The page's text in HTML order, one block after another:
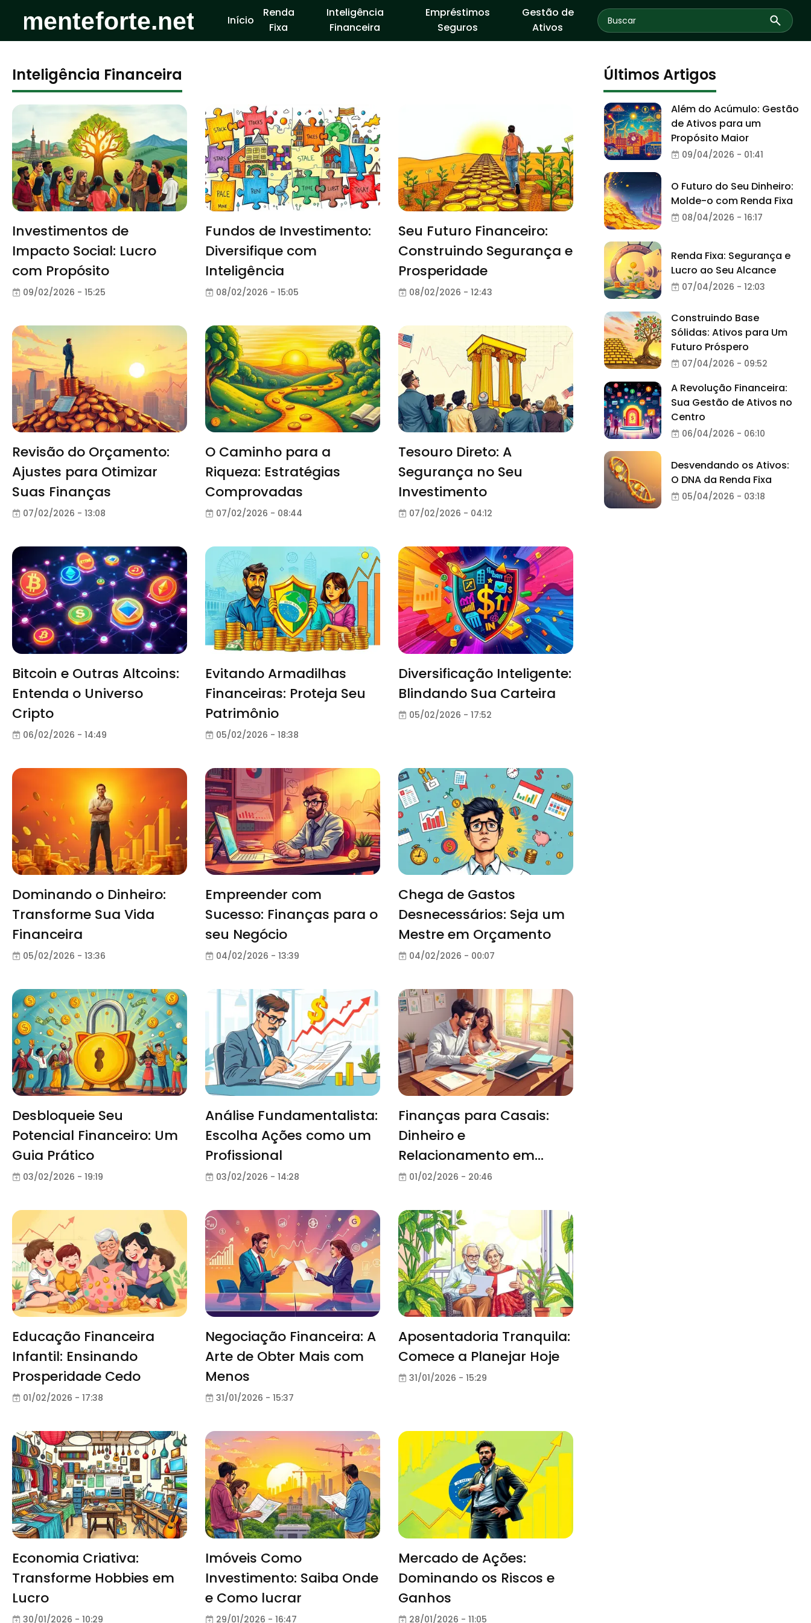
Início
Renda
Fixa
Inteligência
Financeira
Empréstimos
Seguros
Gestão de
Ativos
Inteligência Financeira
Investimentos de
Impacto Social: Lucro
com Propósito
09/02/2026 - 15:25
Fundos de Investimento:
Diversifique com
Inteligência
08/02/2026 - 15:05
Seu Futuro Financeiro:
Construindo Segurança e
Prosperidade
08/02/2026 - 12:43
Revisão do Orçamento:
Ajustes para Otimizar
Suas Finanças
07/02/2026 - 13:08
O Caminho para a
Riqueza: Estratégias
Comprovadas
07/02/2026 - 08:44
Tesouro Direto: A
Segurança no Seu
Investimento
07/02/2026 - 04:12
Bitcoin e Outras Altcoins:
Entenda o Universo
Cripto
06/02/2026 - 14:49
Evitando Armadilhas
Financeiras: Proteja Seu
Patrimônio
05/02/2026 - 18:38
Diversificação Inteligente:
Blindando Sua Carteira
05/02/2026 - 17:52
Dominando o Dinheiro:
Transforme Sua Vida
Financeira
05/02/2026 - 13:36
Empreender com
Sucesso: Finanças para o
seu Negócio
04/02/2026 - 13:39
Chega de Gastos
Desnecessários: Seja um
Mestre em Orçamento
04/02/2026 - 00:07
Desbloqueie Seu
Potencial Financeiro: Um
Guia Prático
03/02/2026 - 19:19
Análise Fundamentalista:
Escolha Ações como um
Profissional
03/02/2026 - 14:28
Finanças para Casais:
Dinheiro e
Relacionamento em
Harmonia
01/02/2026 - 20:46
Educação Financeira
Infantil: Ensinando
Prosperidade Cedo
01/02/2026 - 17:38
Negociação Financeira: A
Arte de Obter Mais com
Menos
31/01/2026 - 15:37
Aposentadoria Tranquila:
Comece a Planejar Hoje
31/01/2026 - 15:29
Economia Criativa:
Transforme Hobbies em
Lucro
30/01/2026 - 10:29
Imóveis Como
Investimento: Saiba Onde
e Como lucrar
29/01/2026 - 16:47
Mercado de Ações:
Dominando os Riscos e
Ganhos
28/01/2026 - 11:05
Últimos Artigos
Além do Acúmulo: Gestão
de Ativos para um
Propósito Maior
09/04/2026 - 01:41
O Futuro do Seu Dinheiro:
Molde-o com Renda Fixa
08/04/2026 - 16:17
Renda Fixa: Segurança e
Lucro ao Seu Alcance
07/04/2026 - 12:03
Construindo Base
Sólidas: Ativos para Um
Futuro Próspero
07/04/2026 - 09:52
A Revolução Financeira:
Sua Gestão de Ativos no
Centro
06/04/2026 - 06:10
Desvendando os Ativos:
O DNA da Renda Fixa
05/04/2026 - 03:18